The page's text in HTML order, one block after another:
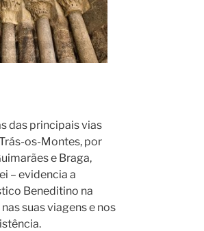
das principais vias
os-Montes, por
e Braga,
– evidencia a
Beneditino na
suas viagens e nos